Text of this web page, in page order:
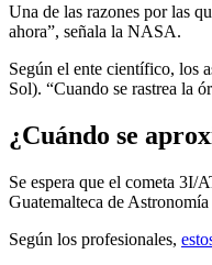
Una de las razones por las
ahora”, señala la NASA.
Según el ente científico, los
Sol). “Cuando se rastrea la
¿Cuándo se
Se espera que el cometa 3I/
Guatemalteca de
Según los profesionales,